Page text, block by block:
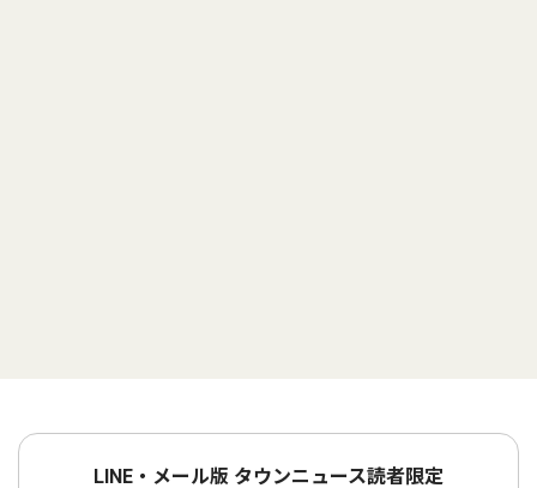
LINE・メール版 タウンニュース読者限定